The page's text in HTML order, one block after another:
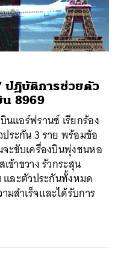
ปฏิบัติการช่วยตัว
8969
แอร์ฟรานซ์ เรียกร้อง
ระกัน 3 ราย พร้อมข้อ
ะขับเครื่องบินพุ่งชนหอ
ข้าขวาง รัวกระสุน
ละตัวประกันทั้งหมด
มสำเร็จและได้รับการ